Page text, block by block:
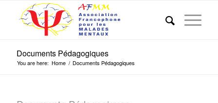
Documents Pédagogiques
You are here: Home / Documents Pédagogiques